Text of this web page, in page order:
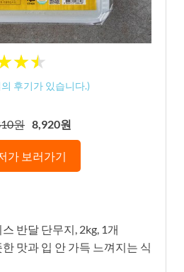
★★
★★
후기가 있습니다.)
원 8,920원
가 보러가기
반달 단무지, 2kg, 1개
맛과 입 안 가득 느껴지는 식